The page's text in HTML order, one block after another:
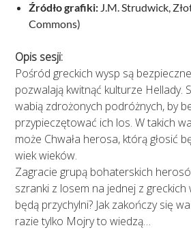
Źródło grafiki: J.M. Strudwick,
Commons)
Opis sesji:
Pośród greckich wysp są
pozwalają kwitnąć kulturze Hellady.
wabią zdrożonych podróżnych, by
przypieczętować ich los. W takich
może Chwała herosa, którą głosić
wiek wieków.
Zagracie grupą bohaterskich
szranki z losem na jednej z greckich
będą przychylni? Jak zakończy się
razie tylko Mojry to wiedzą…